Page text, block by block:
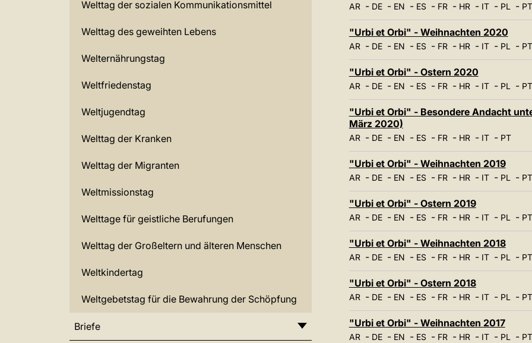
Welttag der sozialen Kommunikationsmittel
Welttag des geweihten Lebens
Welternährungstag
Weltfriedenstag
Weltjugendtag
Welttag der Kranken
Welttag der Migranten
Weltmissionstag
Welttage für geistliche Berufungen
Welttag der Großeltern und älteren Menschen
Weltkindertag
Weltgebetstag für die Bewahrung der Schöpfung
Briefe
AR- DE- EN - ES- FR- HR- IT- PL- PT
"Urbi et Orbi" - Weihnachten 2020
AR- DE- EN - ES- FR- HR- IT- PL- PT
"Urbi et Orbi" - Ostern 2020
AR- DE- EN - ES- FR- HR- IT- PL- PT
"Urbi et Orbi" - Besondere Andacht
März 2020)
AR- DE- EN - ES- FR- HR- IT- PT
"Urbi et Orbi" - Weihnachten 2019
AR- DE- EN - ES- FR- HR- IT- PL- PT
"Urbi et Orbi" - Ostern 2019
AR- DE- EN - ES- FR- HR- IT- PL- PT
"Urbi et Orbi" - Weihnachten 2018
AR- DE- EN - ES- FR- HR- IT- PL- PT
"Urbi et Orbi" - Ostern 2018
AR- DE- EN - ES- FR- HR- IT- PL- PT
"Urbi et Orbi" - Weihnachten 2017
AR- DE- EN - ES- FR- HR- IT- PL- PT